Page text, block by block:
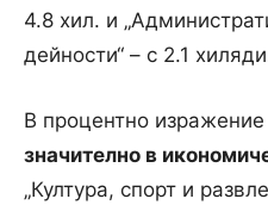
4.8 хил. и
дейности“ – с 2.1
В процентно
значително в
„Култура, спорт и